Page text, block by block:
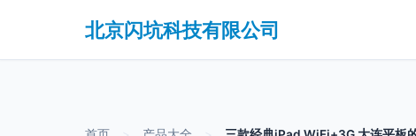
北京闪坑科技有限公司